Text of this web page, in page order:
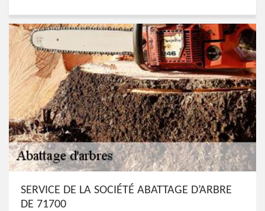
SERVICE DE LA SOCIÉTÉ ABATTAGE D’ARBRE
DE 71700